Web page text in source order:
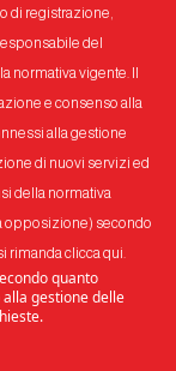
di registrazione,
del
normativa vigente. Il
e consenso alla
alla gestione
di nuovi servizi ed
della normativa
opposizione) secondo
rimanda clicca qui
quanto
gestione delle